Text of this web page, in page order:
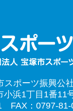
スポーツ振興公
浜1丁目1番11
FAX：0797-81-